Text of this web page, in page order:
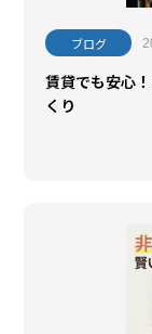
ブログ
賃貸でも安心
くり